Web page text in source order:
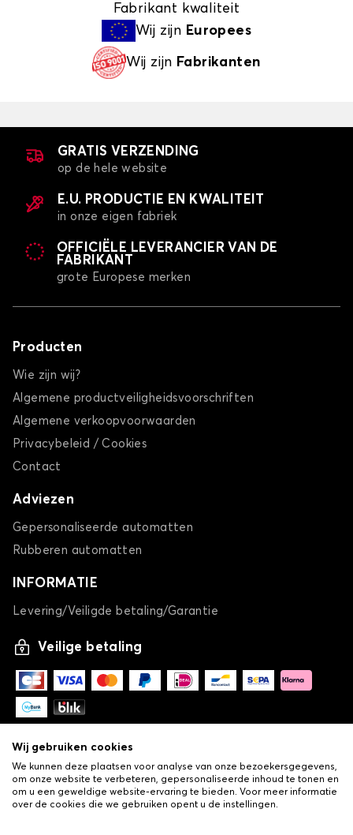
Fabrikant kwaliteit
Wij zijn Europees
Wij zijn Fabrikanten
GRATIS VERZENDING
op de hele website
E.U. PRODUCTIE EN KWALITEIT
in onze eigen fabriek
OFFICIËLE LEVERANCIER VAN DE
FABRIKANT
grote Europese merken
Producten
Wie zijn wij?
Algemene productveiligheidsvoorschriften
Algemene verkoopvoorwaarden
Privacybeleid / Cookies
Contact
Adviezen
Gepersonaliseerde automatten
Rubberen automatten
INFORMATIE
Levering/Veiligde betaling/Garantie
Veilige betaling
Wij gebruiken cookies
We kunnen deze plaatsen voor analyse van onze bezoekersgegevens,
om onze website te verbeteren, gepersonaliseerde inhoud te tonen en
om u een geweldige website-ervaring te bieden. Voor meer informatie
over de cookies die we gebruiken opent u de instellingen.